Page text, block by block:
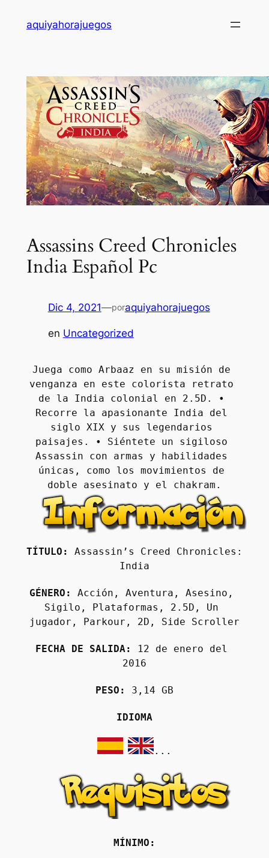
aquiyahorajuegos
Assassins Creed Chronicles
India Español Pc
Dic 4, 2021—poraquiyahorajuegos
en Uncategorized
Juega como Arbaaz en su misión de
venganza en este colorista retrato
de la India colonial en 2.5D. •
Recorre la apasionante India del
siglo XIX y sus legendarios
paisajes. • Siéntete un sigiloso
Assassin con armas y habilidades
únicas, como los movimientos de
TÍTULO:
Assassin’s Creed Chronicles:
India
GÉNERO:
Acción, Aventura, Asesino,
Sigilo, Plataformas, 2.5D, Un
jugador, Parkour, 2D, Side Scroller
FECHA DE SALIDA:
12 de enero del
2016
PESO: 3,14 GB
IDIOMA
...
MÍNIMO: